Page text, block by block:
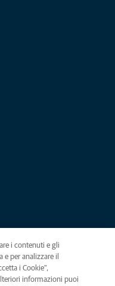
i contenuti e gli
per analizzare il
i Cookie",
informazioni puoi